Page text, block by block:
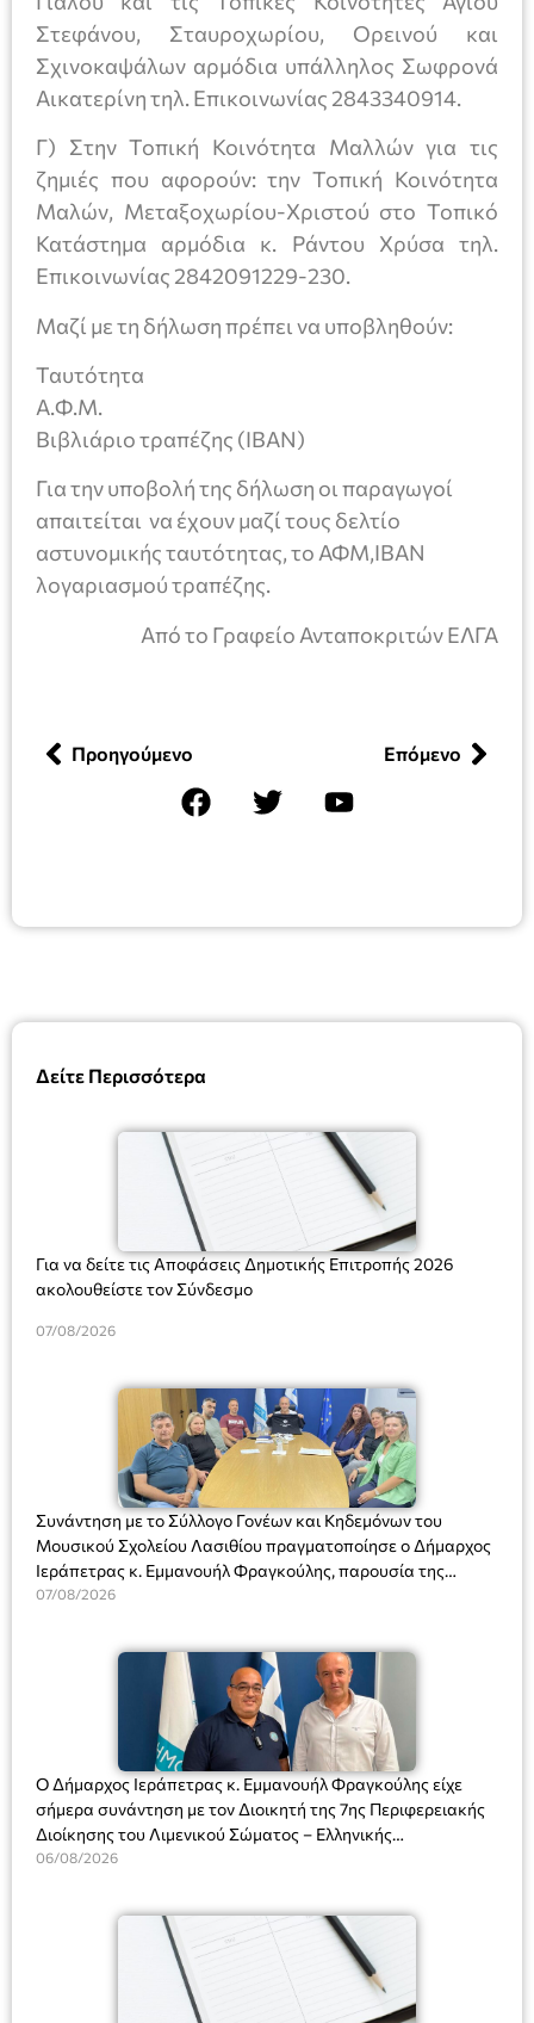
Δείτε Περισσότερα
Για να δείτε τις Αποφάσεις Δημοτικής Επιτροπής 2026
ακολουθείστε τον Σύνδεσμο
07/08/2026
Συνάντηση με το Σύλλογο Γονέων και Κηδεμόνων του
Μουσικού Σχολείου Λασιθίου πραγματοποίησε ο Δήμαρχος
Ιεράπετρας κ. Εμμανουήλ Φραγκούλης, παρουσία της
Διευθύντριας του σχολείου κας Μαριάννας Χαΐτα.
07/08/2026
Ο Δήμαρχος Ιεράπετρας κ. Εμμανουήλ Φραγκούλης είχε
σήμερα συνάντηση με τον Διοικητή της 7ης Περιφερειακής
Διοίκησης του Λιμενικού Σώματος – Ελληνικής
Ακτοφυλακής (Λ.Σ.-ΕΛ.ΑΚΤ.), Αρχιπλοίαρχο Λ.Σ. κ. Ιωάννη
06/08/2026
Στεφάνου, Σταυροχωρίου, Ορεινού και
Σχινοκαψάλων αρμόδια υπάλληλος Σωφρονά
Αικατερίνη τηλ. Επικοινωνίας 2843340914.
Γ) Στην Τοπική Κοινότητα Μαλλών για τις
ζημιές που αφορούν: την Τοπική Κοινότητα
Μαλών, Μεταξοχωρίου-Χριστού στο Τοπικό
Κατάστημα αρμόδια κ. Ράντου Χρύσα τηλ.
Επικοινωνίας 2842091229-230.
Μαζί με τη δήλωση πρέπει να υποβληθούν:
Ταυτότητα
Α.Φ.Μ.
Βιβλιάριο τραπέζης (ΙΒΑΝ)
Για την υποβολή της δήλωση οι παραγωγοί
απαιτείται να έχουν μαζί τους δελτίο
αστυνομικής ταυτότητας, το ΑΦΜ,IBAN
λογαριασμού τραπέζης.
Από το Γραφείο Ανταποκριτών ΕΛΓΑ
Προηγούμενο Επόμενο